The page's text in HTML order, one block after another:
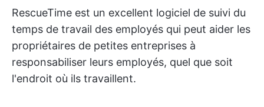
RescueTime est un excellent logiciel de suivi du
temps de travail des employés qui peut aider les
propriétaires de petites entreprises à
responsabiliser leurs employés, quel que soit
l'endroit où ils travaillent.